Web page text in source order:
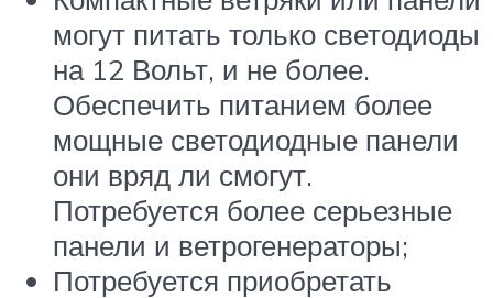
могут питать только светодиоды
на 12 Вольт, и не более.
Обеспечить питанием более
мощные светодиодные панели
они вряд ли смогут.
Потребуется более серьезные
панели и ветрогенераторы;
Потребуется приобретать